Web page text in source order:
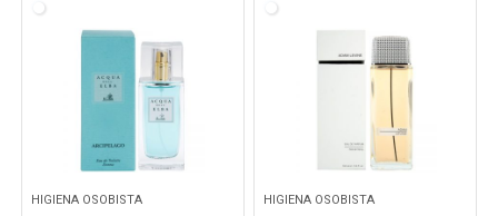
HIGIENA OSOBISTA HIGIENA OSOBISTA